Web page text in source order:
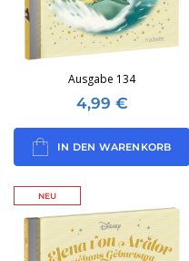
Ausgabe 134
4,99 €
IN DEN WARENKORB
NEU